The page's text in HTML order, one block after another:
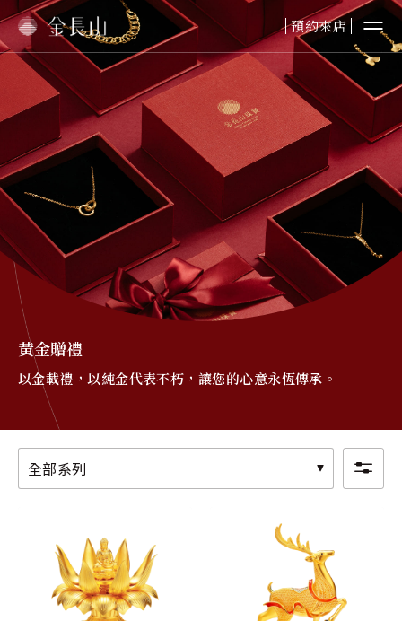
婚嫁金飾
純金首飾
純金擺件
鉑金首飾
黃金贈禮
本日金價
最新資訊
關於金長山
旗下品牌
預約來店
黃金贈禮
以金載禮，以純金代表不朽，讓您的心意永恆傳承。
全部系列